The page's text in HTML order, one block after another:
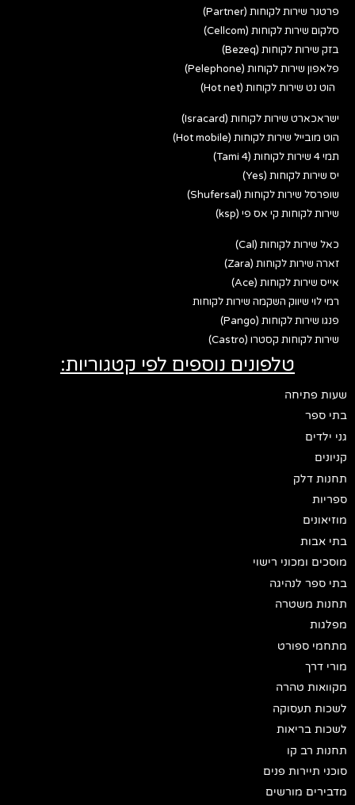
פרטנר שירות לקוחות (Partner)
סלקום שירות לקוחות (Cellcom)
בזק שירות לקוחות (Bezeq)
פלאפון שירות לקוחות (Pelephone)
הוט נט שירות לקוחות (Hot net)
ישראכארט שירות לקוחות (Isracard)
הוט מובייל שירות לקוחות (Hot mobile)
תמי 4 שירות לקוחות (Tami 4)
יס שירות לקוחות (Yes)
שופרסל שירות לקוחות (Shufersal)
שירות לקוחות קי אס פי (ksp)
כאל שירות לקוחות (Cal)
זארה שירות לקוחות (Zara)
אייס שירות לקוחות (Ace)
רמי לוי שיווק השקמה שירות לקוחות
פנגו שירות לקוחות (Pango)
שירות לקוחות קסטרו (Castro)
טלפונים נוספים לפי קטגוריות:
שעות פתיחה
בתי ספר
גני ילדים
קניונים
תחנות דלק
ספריות
מוזיאונים
בתי אבות
מוסכים ומכוני רישוי
בתי ספר לנהיגה
תחנות משטרה
מפלגות
מתחמי ספורט
מורי דרך
מקוואות טהרה
לשכות תעסוקה
לשכות בריאות
תחנות רב קו
סוכני תיירות פנים
מדבירים מורשים